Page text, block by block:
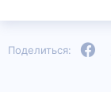
Поделиться: